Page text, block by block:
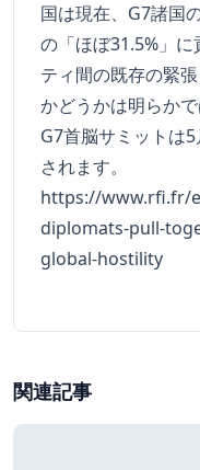
国は現在、G7諸国
の「ほぼ31.5%」
ティ間の既存の緊
かどうかは明らかで
G7首脳サミットは
されます。
https://www.rfi.fr/
diplomats-pull-
global-hostility
関連記事